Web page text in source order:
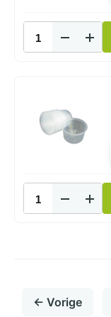
Bakjes
-
Soeppot
500cc
350cc
Transparant
← Vorige